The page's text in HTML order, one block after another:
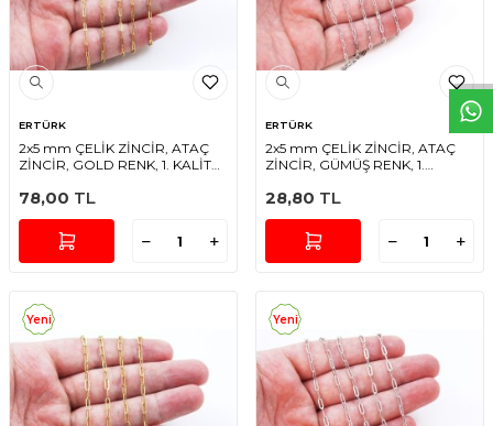
ERTÜRK
2x5 mm ÇELİK ZİNCİR, ATAÇ
ZİNCİR, GOLD RENK, 1. KALİTE
78,00 TL
ERTÜRK
2x5 mm ÇELİK ZİNCİR, ATAÇ
ZİNCİR, GÜMÜŞ RENK, 1.
28,80 TL
Yeni Yeni